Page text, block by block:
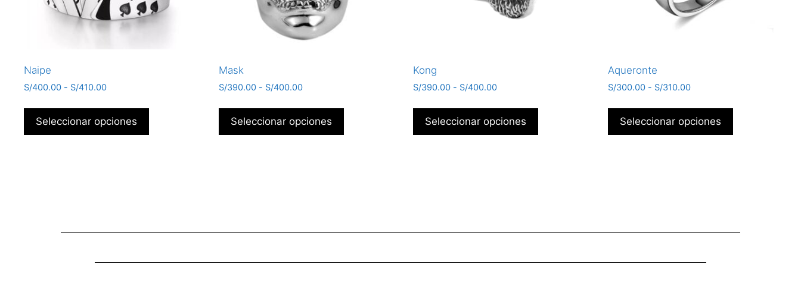
Naipe
S/400.00 - S/410.00
Seleccionar opciones
Mask
S/390.00 - S/400.00
Seleccionar opciones
Kong
S/390.00 - S/400.00
Seleccionar opciones
Aqueronte
S/300.00 - S/310.00
Seleccionar opciones